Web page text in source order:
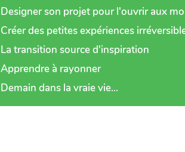
Designer son projet pour l'ouvrir aux
Créer des petites expériences
La transition source d'inspiration
Apprendre à rayonner
Demain dans la vraie vie...